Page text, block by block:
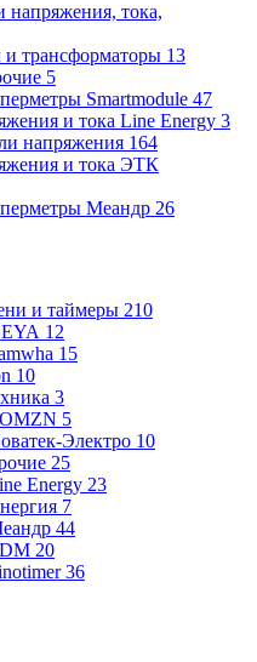
напряжения, тока,
трансформаторы 13
5
Smartmodule 47
и тока Line Energy 3
напряжения 164
и тока ЭТК
Меандр 26
и таймеры 210
12
15
10
3
5
Электро 10
25
Energy 23
7
44
20
36